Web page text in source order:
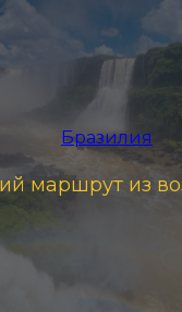
Бразилия
маршрут из